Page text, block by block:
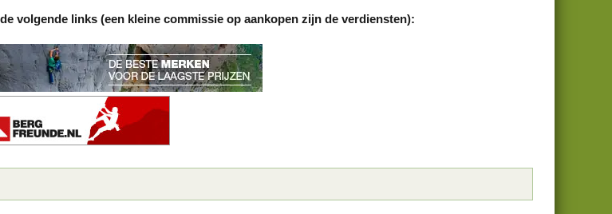
volgende links (een kleine commissie op aankopen zijn de verdiensten):